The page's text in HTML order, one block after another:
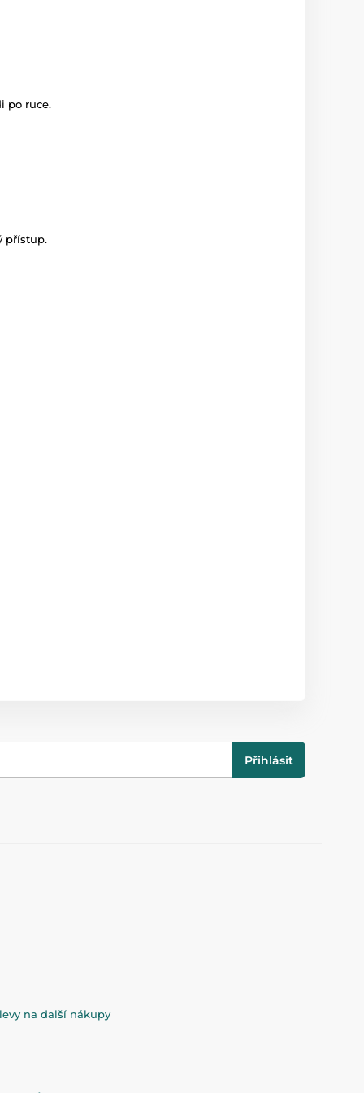
po ruce.
přístup.
Přihlásit
na další nákupy